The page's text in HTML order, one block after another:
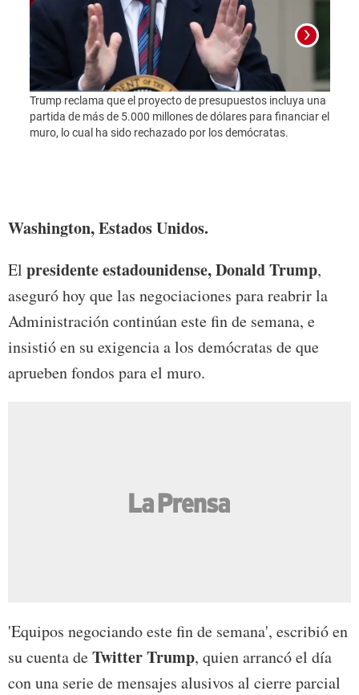
Trump reclama que el proyecto de presupuestos incluya una
partida de más de 5.000 millones de dólares para financiar el
muro, lo cual ha sido rechazado por los demócratas.
US
Washington, Estados Unidos.
El presidente estadounidense, Donald Trump,
aseguró hoy que las negociaciones para reabrir la
Administración continúan este fin de semana, e
insistió en su exigencia a los demócratas de que
aprueben fondos para el muro.
'Equipos negociando este fin de semana', escribió en
su cuenta deTwitter Trump, quien arrancó el día
con una serie de mensajes alusivos al cierre parcial